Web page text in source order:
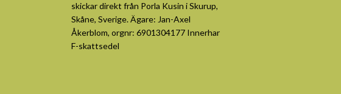
skickar direkt från Porla Kusin i Skurup,
Skåne, Sverige. Ägare: Jan-Axel
Åkerblom, orgnr: 6901304177 Innerhar
F-skattsedel